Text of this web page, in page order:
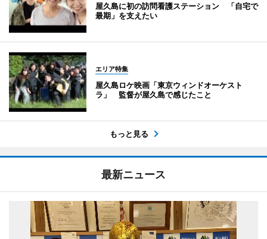
屋久島に初の訪問看護ステーション 「自宅で
最期」を支えたい
エリア特集
屋久島ロケ映画「東京ウィンドオーケスト
ラ」 監督が屋久島で感じたこと
もっと見る
最新ニュース